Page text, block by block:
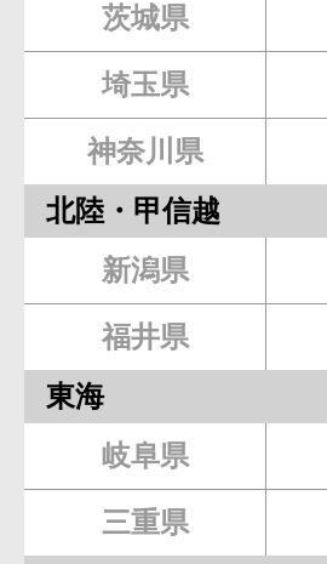
茨城県
埼玉県
神奈川県
北陸・甲信越
新潟県
福井県
東海
岐阜県
三重県